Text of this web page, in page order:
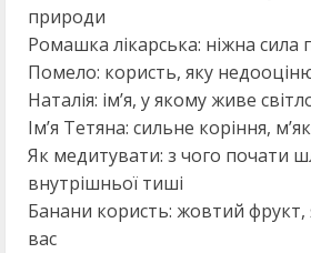
природи
Ромашка лікарська: ніжна сила
Помело: користь, яку
Наталія: ім’я, у якому живе
Ім’я Тетяна: сильне коріння,
Як медитувати: з чого почати
внутрішньої тиші
Банани користь: жовтий
вас